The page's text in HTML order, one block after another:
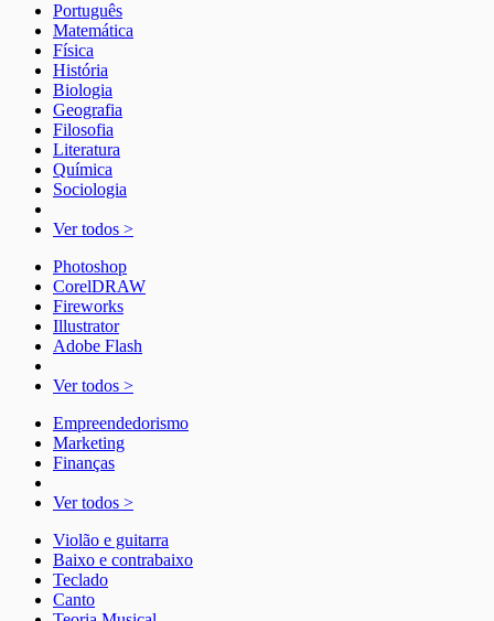
Português
Matemática
Física
História
Biologia
Geografia
Filosofia
Literatura
Química
Sociologia
Ver todos >
Photoshop
CorelDRAW
Fireworks
Illustrator
Adobe Flash
Ver todos >
Empreendedorismo
Marketing
Finanças
Ver todos >
Violão e guitarra
Baixo e contrabaixo
Teclado
Canto